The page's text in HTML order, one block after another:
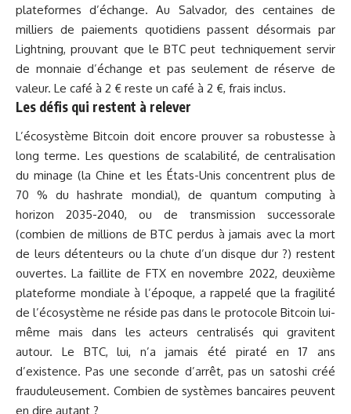
plateformes d’échange. Au Salvador, des centaines de
milliers de paiements quotidiens passent désormais par
Lightning, prouvant que le BTC peut techniquement servir
de monnaie d’échange et pas seulement de réserve de
valeur. Le café à 2 € reste un café à 2 €, frais inclus.
Les défis qui restent à relever
L’écosystème Bitcoin doit encore prouver sa robustesse à
long terme. Les questions de scalabilité, de centralisation
du minage (la Chine et les États-Unis concentrent plus de
70 % du hashrate mondial), de quantum computing à
horizon 2035-2040, ou de transmission successorale
(combien de millions de BTC perdus à jamais avec la mort
de leurs détenteurs ou la chute d’un disque dur ?) restent
ouvertes. La faillite de FTX en novembre 2022, deuxième
plateforme mondiale à l’époque, a rappelé que la fragilité
de l’écosystème ne réside pas dans le protocole Bitcoin lui-
même mais dans les acteurs centralisés qui gravitent
autour. Le BTC, lui, n’a jamais été piraté en 17 ans
d’existence. Pas une seconde d’arrêt, pas un satoshi créé
frauduleusement. Combien de systèmes bancaires peuvent
en dire autant ?